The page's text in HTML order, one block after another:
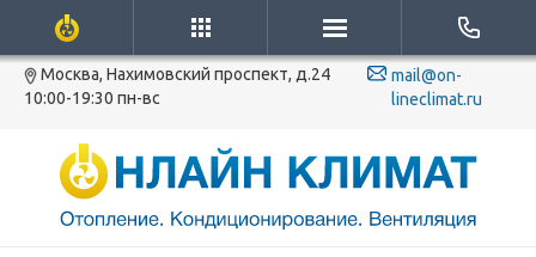
Москва, Нахимовский проспект, д.24
10:00-19:30 пн-вс
mail@on-
lineclimat.ru